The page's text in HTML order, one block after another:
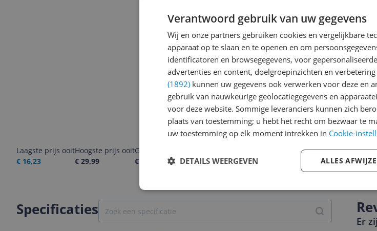
Laagste prijs ooit
€ 16,23
Hoogste prijs ooit
€ 29,99
Goedkoopste nu
€ 16,23
06-08-2026
Specificaties
Er
Verantwoord gebruik van uw gegevens
Wij en onze partners gebruiken cookies en vergelijkbare
apparaat op te slaan en te openen en om
identificatoren en browsegegevens, voor
advertenties en content, doelgroepinzichten en
(1892) kunnen uw gegevens ook verwerken voor deze en
gebruik van nauwkeurige geolocatiegegevens en
voor deze website. Sommige leveranciers kunnen zich
plaats van toestemming; u hebt het recht om bezwaar te
uw toestemming op elk moment intrekken in Cookie-
ALLES
DETAILS WEERGEVEN